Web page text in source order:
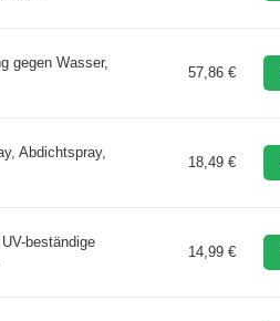
gegen Wasser,
57,86 €
Abdichtspray,
18,49 €
beständige
14,99 €